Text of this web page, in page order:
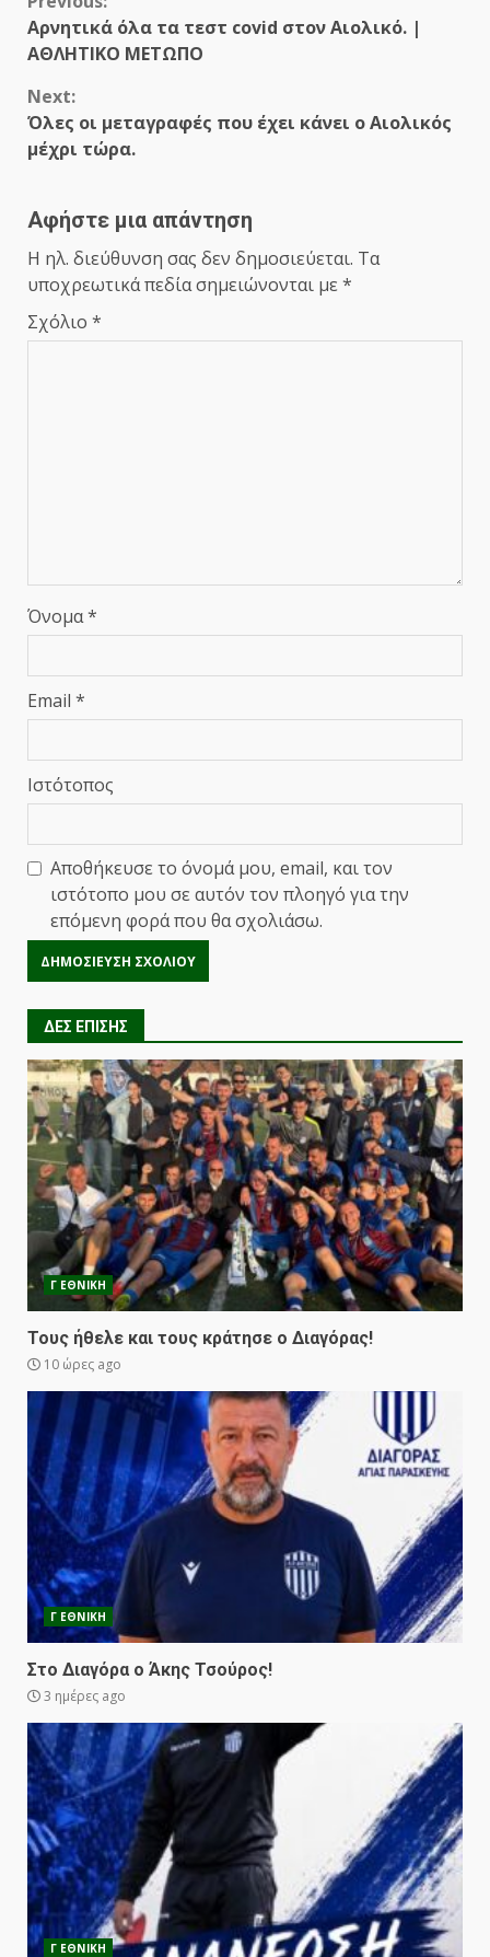
Continue
Reading
Αρνητικά όλα τα τεστ covid στον Αιολικό. |
ΑΘΛΗΤΙΚΟ ΜΕΤΩΠΟ
Next:
Όλες οι μεταγραφές που έχει κάνει ο Αιολικός
μέχρι τώρα.
Αφήστε μια απάντηση
Η ηλ. διεύθυνση σας δεν δημοσιεύεται. Τα
υποχρεωτικά πεδία σημειώνονται με *
Σχόλιο *
Όνομα*
Email *
Ιστότοπος
Αποθήκευσε το όνομά μου, email, και τον
ιστότοπο μου σε αυτόν τον πλοηγό για την
επόμενη φορά που θα σχολιάσω.
ΔΕΣ ΕΠΙΣΗΣ
Γ ΕΘΝΙΚΗ
Τους ήθελε και τους κράτησε ο Διαγόρας!
10 ώρες ago
Γ ΕΘΝΙΚΗ
Στο Διαγόρα ο Άκης Τσούρος!
3 ημέρες ago
Γ ΕΘΝΙΚΗ